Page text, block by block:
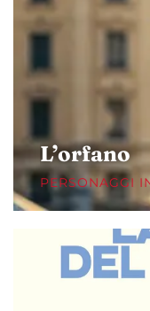
L’orfano
PERSONAGGI